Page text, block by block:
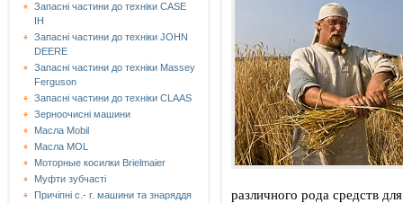
Запасні частини до техніки CASE
IH
Запасні частини до техніки JOHN
DEERE
Запасні частини до техніки Massey
Ferguson
Запасні частини до техніки СLAAS
Зерноочисні машини
Масла Mobil
Масла MOL
Моторные косилки Brielmaier
Муфти зубчасті
Причіпні с.- г. машини та знаряддя
различного рода средств